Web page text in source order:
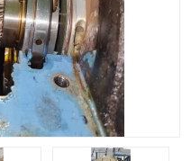
库伯卡麦隆离心机零件
离心式压缩机高速转子组
中冷耐高温气侧密封胶垫
阿特拉斯